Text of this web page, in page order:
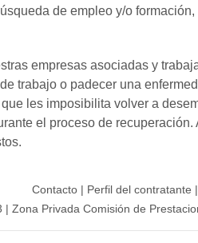
de empleo y/o formación,
empresas asociadas y
trabajo o padecer una
les imposibilita volver a
el proceso de recuperación.
Contacto| Perfil del contratante |
| Zona Privada Comisión de